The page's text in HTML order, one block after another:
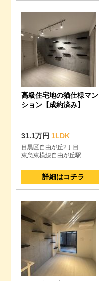
高級住宅地の猫仕様マン
ション【成約済み】
31.1万円1LDK
目黒区自由が丘2丁目
東急東横線自由が丘駅
詳細はコチラ